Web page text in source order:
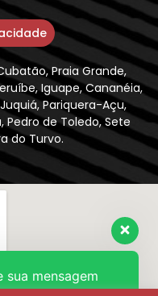
Praia Grande,
Iguape, Cananéia,
Pariquera-Açu,
Pedro de Toledo, Sete
do Turvo.
sua mensagem